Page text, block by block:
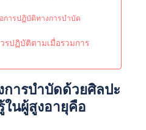
ารปฏิบัติทางการบำบัด
ปฏิบัติตามเมื่อรวมการ
ารบำบัดด้วยศิลปะ
นผู้สูงอายุคือ